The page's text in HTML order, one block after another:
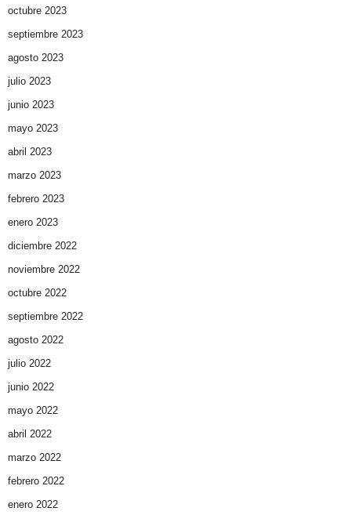
octubre 2023
septiembre 2023
agosto 2023
julio 2023
junio 2023
mayo 2023
abril 2023
marzo 2023
febrero 2023
enero 2023
diciembre 2022
noviembre 2022
octubre 2022
septiembre 2022
agosto 2022
julio 2022
junio 2022
mayo 2022
abril 2022
marzo 2022
febrero 2022
enero 2022